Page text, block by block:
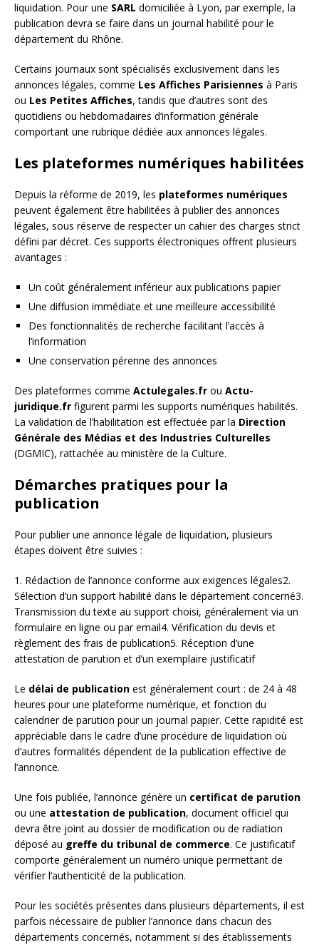
liquidation. Pour une SARL domiciliée à Lyon, par exemple, la
publication devra se faire dans un journal habilité pour le
département du Rhône.
Certains journaux sont spécialisés exclusivement dans les
annonces légales, comme Les Affiches Parisiennes à Paris
ou Les Petites Affiches, tandis que d’autres sont des
quotidiens ou hebdomadaires d’information générale
comportant une rubrique dédiée aux annonces légales.
Les plateformes numériques habilitées
Depuis la réforme de 2019, les plateformes numériques
peuvent également être habilitées à publier des annonces
légales, sous réserve de respecter un cahier des charges strict
défini par décret. Ces supports électroniques offrent plusieurs
avantages :
Un coût généralement inférieur aux publications papier
Une diffusion immédiate et une meilleure accessibilité
Des fonctionnalités de recherche facilitant l’accès à
l’information
Une conservation pérenne des annonces
Des plateformes comme Actulegales.fr ou Actu-
juridique.fr figurent parmi les supports numériques habilités.
La validation de l’habilitation est effectuée par la Direction
Générale des Médias et des Industries Culturelles
(DGMIC), rattachée au ministère de la Culture.
Démarches pratiques pour la
publication
Pour publier une annonce légale de liquidation, plusieurs
étapes doivent être suivies :
1. Rédaction de l’annonce conforme aux exigences légales2.
Sélection d’un support habilité dans le département concerné3.
Transmission du texte au support choisi, généralement via un
formulaire en ligne ou par email4. Vérification du devis et
règlement des frais de publication5. Réception d’une
attestation de parution et d’un exemplaire justificatif
Le délai de publication est généralement court : de 24 à 48
heures pour une plateforme numérique, et fonction du
calendrier de parution pour un journal papier. Cette rapidité est
appréciable dans le cadre d’une procédure de liquidation où
d’autres formalités dépendent de la publication effective de
l’annonce.
Une fois publiée, l’annonce génère un certificat de parution
ou une attestation de publication, document officiel qui
devra être joint au dossier de modification ou de radiation
déposé au greffe du tribunal de commerce. Ce justificatif
comporte généralement un numéro unique permettant de
vérifier l’authenticité de la publication.
Pour les sociétés présentes dans plusieurs départements, il est
parfois nécessaire de publier l’annonce dans chacun des
départements concernés, notamment si des établissements